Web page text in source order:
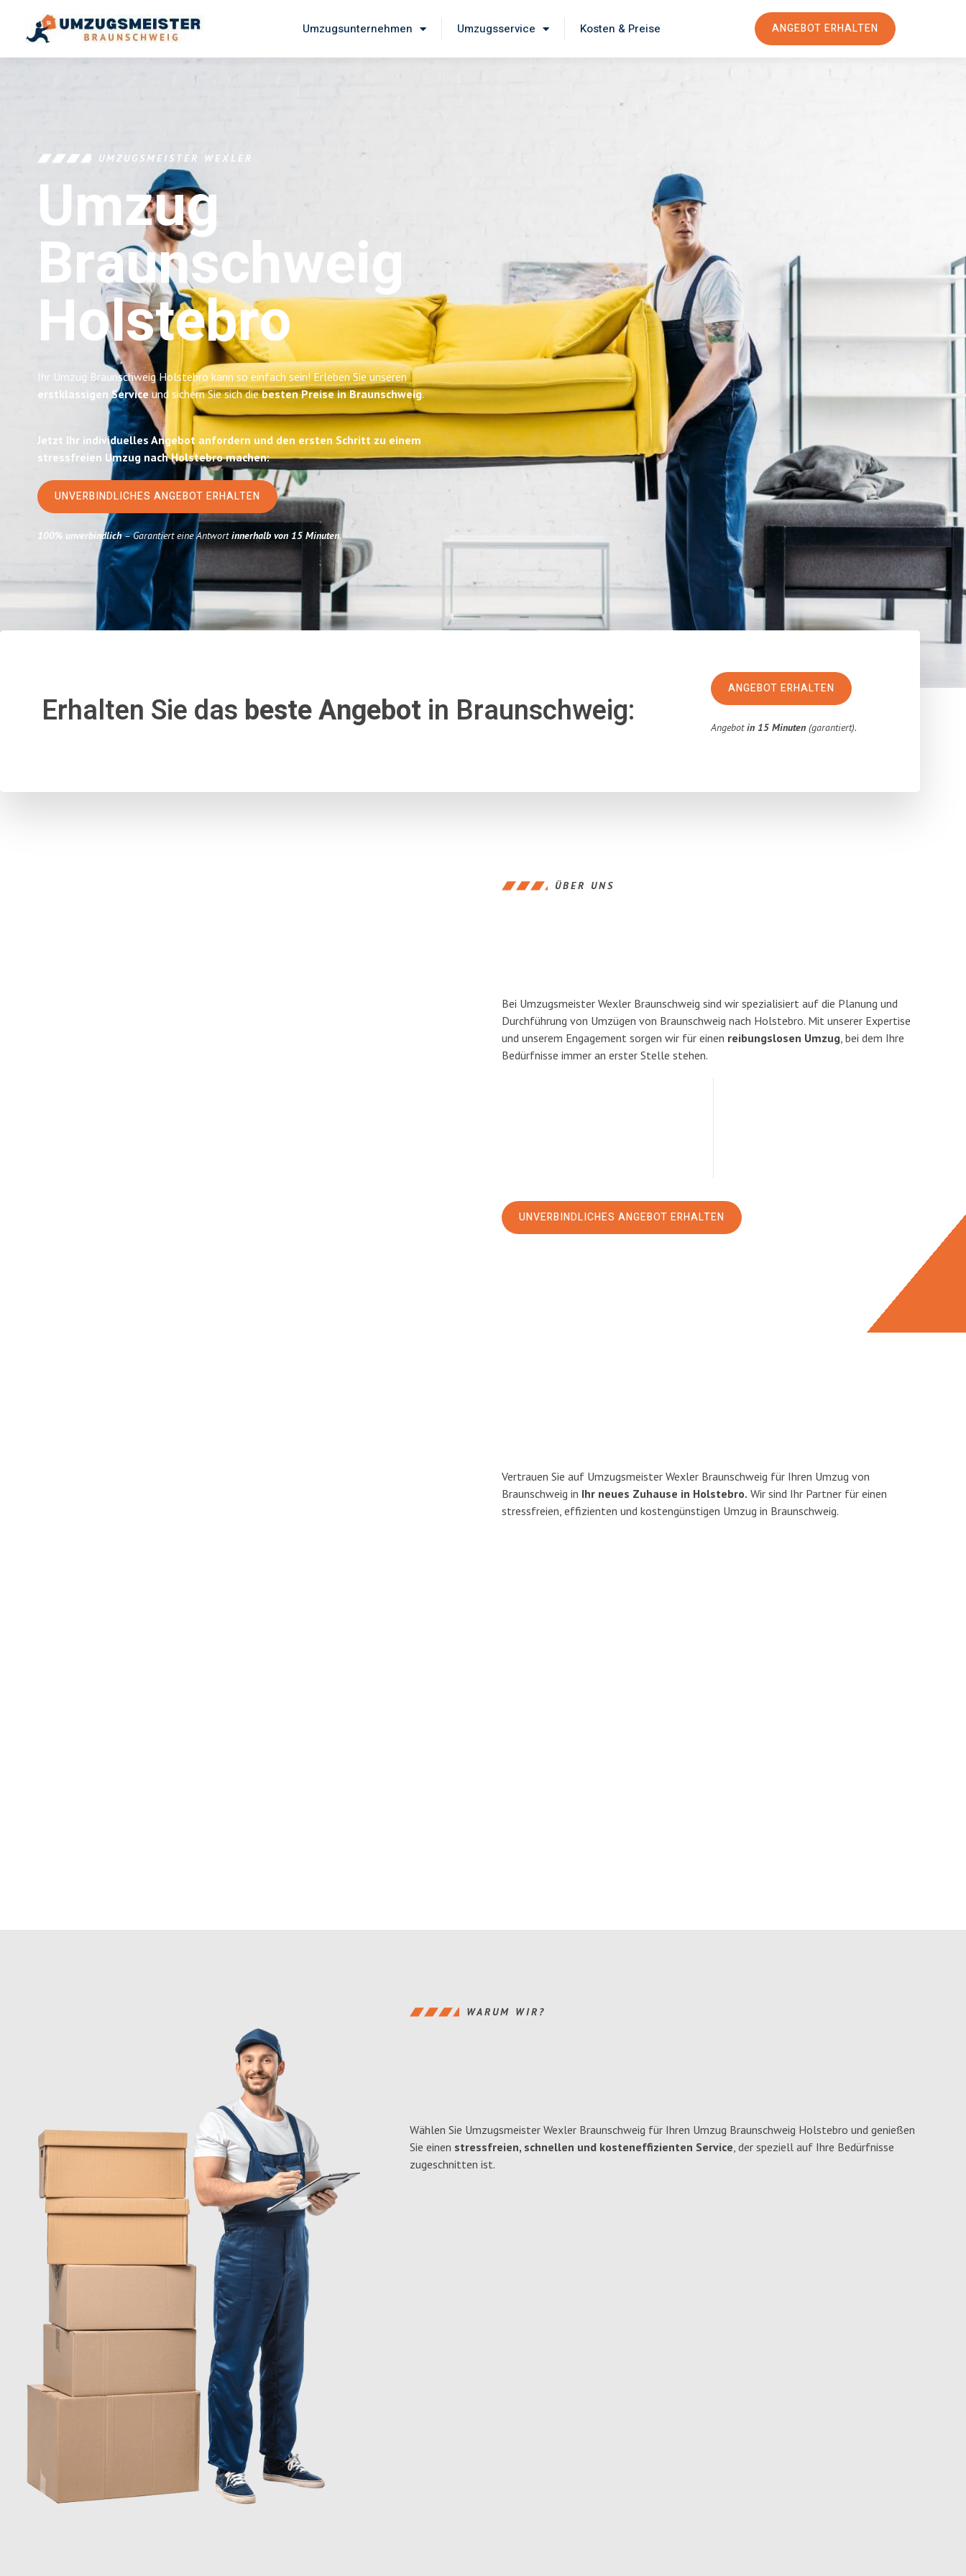
Umzugsunternehmen Umzugsservice Kosten & Preise ANGEBOT ERHALTEN
UMZUGSMEISTER WEXLER
Umzug
Braunschweig
Holstebro
Ihr Umzug Braunschweig Holstebro kann so einfach sein! Erleben Sie unseren
erstklassigen Service und sichern Sie sich diebesten Preise in Braunschweig.
Jetzt Ihr individuelles Angebot anfordern und den ersten Schritt zu einem
stressfreien Umzug nach Holstebro machen:
UNVERBINDLICHES ANGEBOT ERHALTEN
100% unverbindlich– Garantiert eine Antwortinnerhalb von 15 Minuten.
Erhalten Sie das beste Angebot in Braunschweig:
ANGEBOT ERHALTEN
Angebotin 15 Minuten (garantiert).
ÜBER UNS
Bei Umzugsmeister Wexler Braunschweig sind wir spezialisiert auf die Planung und
Durchführung von Umzügen von Braunschweig nach Holstebro. Mit unserer Expertise
und unserem Engagement sorgen wir für einen reibungslosen Umzug, bei dem Ihre
Bedürfnisse immer an erster Stelle stehen.
UNVERBINDLICHES ANGEBOT ERHALTEN
Vertrauen Sie auf Umzugsmeister Wexler Braunschweig für Ihren Umzug von
Braunschweig in Ihr neues Zuhause in Holstebro. Wir sind Ihr Partner für einen
stressfreien, effizienten und kostengünstigen Umzug in Braunschweig.
WARUM WIR?
Wählen Sie Umzugsmeister Wexler Braunschweig für Ihren Umzug Braunschweig Holstebro und genießen
Sie einen stressfreien, schnellen und kosteneffizienten Service, der speziell auf Ihre Bedürfnisse
zugeschnitten ist.